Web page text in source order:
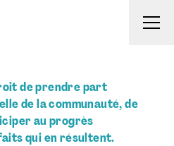
de prendre part
de la communauté, de
au progrès
qui en résultent.